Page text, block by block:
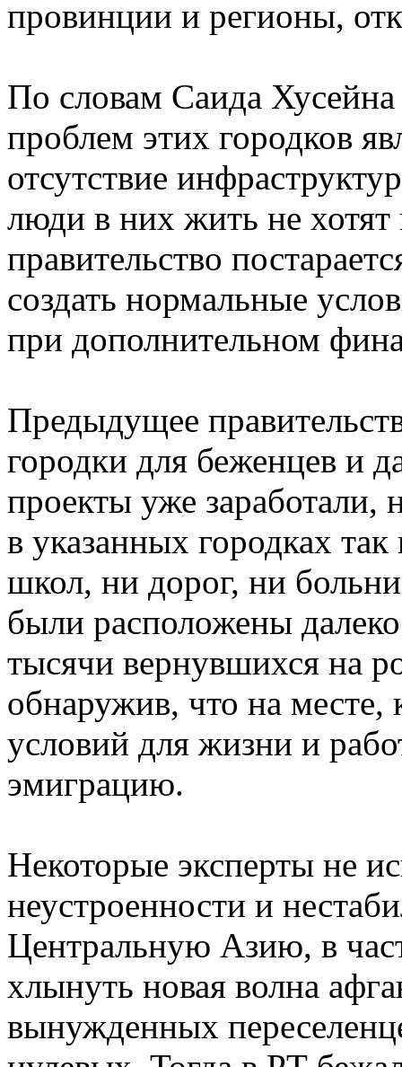
провинции и регионы,
По словам Саида
проблем этих городков
отсутствие
люди в них жить не
правительство
создать нормальные
при дополнительном
Предыдущее
городки для беженцев и
проекты уже заработали,
в указанных городках
школ, ни дорог, ни
были расположены
тысячи вернувшихся на
обнаружив, что на месте,
условий для жизни и
эмиграцию.
Некоторые эксперты не
неустроенности и
Центральную Азию, в
хлынуть новая волна
вынужденных